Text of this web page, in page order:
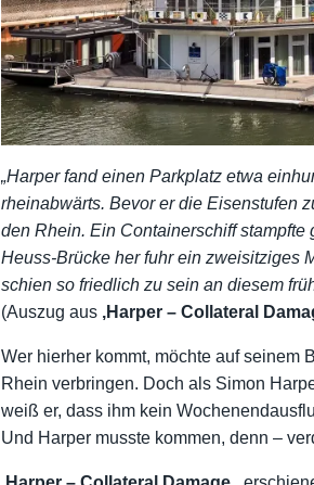
„Harper fand einen Parkplatz etwa
rheinabwärts. Bevor er die Eisenstufen
den Rhein. Ein Containerschiff stampfte
Heuss-Brücke her fuhr ein zweisitziges
schien so friedlich zu sein an diesem
(Auszug aus‚Harper – Collateral
Wer hierher kommt, möchte auf seinem
Rhein verbringen. Doch als Simon
weiß er, dass ihm kein
Und Harper musste kommen, denn –